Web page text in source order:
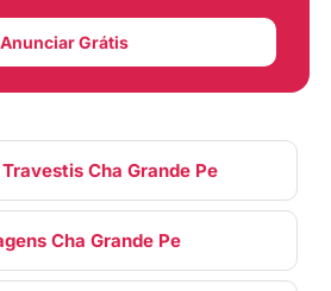
Anunciar Grátis
Cha Grande Pe
Cha Grande Pe